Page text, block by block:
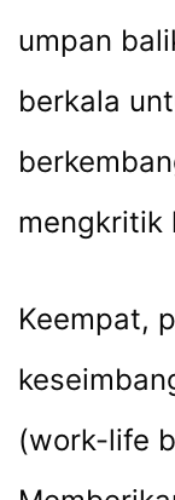
umpan
berkala
mengkritik
Keempat,
(work-life